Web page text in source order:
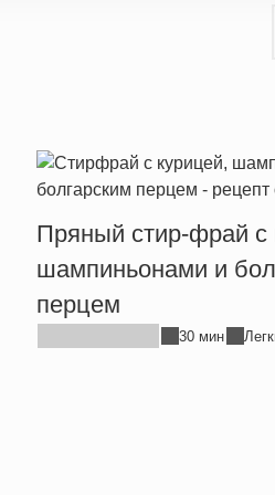
Пряный стир-фрай с
шампиньонами и
перцем
30 мин